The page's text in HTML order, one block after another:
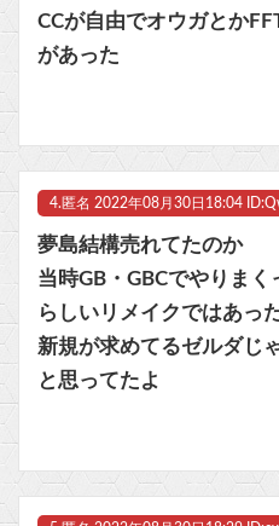
CCが自由でオウガとか
があった
4. 匿名 2022年08月30日18:04
夢島結構売れてたのか
当時GB・GBCでやりま
らしいリメイクではあっ
新規が求めてるゼルダじ
と思ってたよ